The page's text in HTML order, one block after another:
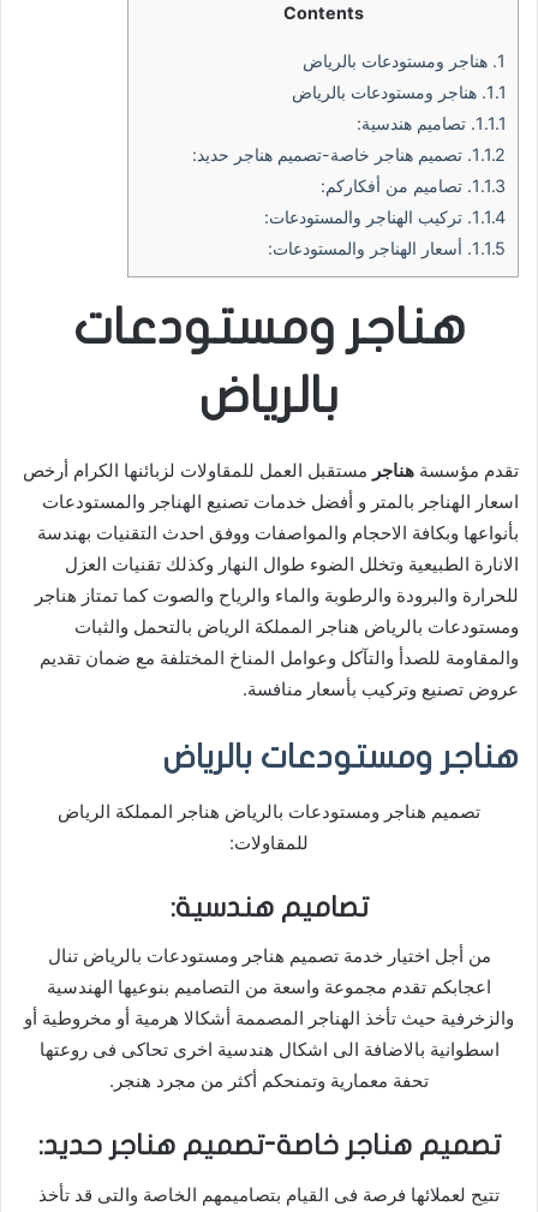
Contents
1. هناجر ومستودعات بالرياض
1.1. هناجر ومستودعات بالرياض
1.1.1. تصاميم هندسية:
1.1.2. تصميم هناجر خاصة-تصميم هناجر حديد:
1.1.3. تصاميم من أفكاركم:
1.1.4. تركيب الهناجر والمستودعات:
1.1.5. أسعار الهناجر والمستودعات:
هناجر ومستودعات
بالرياض
تقدم مؤسسة هناجر مستقبل العمل للمقاولات لزبائنها الكرام أرخص
اسعار الهناجر بالمتر و أفضل خدمات تصنيع الهناجر والمستودعات
بأنواعها وبكافة الاحجام والمواصفات ووفق احدث التقنيات بهندسة
الانارة الطبيعية وتخلل الضوء طوال النهار وكذلك تقنيات العزل
للحرارة والبرودة والرطوبة والماء والرياح والصوت كما تمتاز هناجر
ومستودعات بالرياض هناجر المملكة الرياض بالتحمل والثبات
والمقاومة للصدأ والتآكل وعوامل المناخ المختلفة مع ضمان تقديم
عروض تصنيع وتركيب بأسعار منافسة.
هناجر ومستودعات بالرياض
تصميم هناجر ومستودعات بالرياض هناجر المملكة الرياض
للمقاولات:
تصاميم هندسية:
من أجل اختيار خدمة تصميم هناجر ومستودعات بالرياض تنال
اعجابكم تقدم مجموعة واسعة من التصاميم بنوعيها الهندسية
والزخرفية حيث تأخذ الهناجر المصممة أشكالا هرمية أو مخروطية أو
اسطوانية بالاضافة الى اشكال هندسية اخرى تحاكى فى روعتها
تحفة معمارية وتمنحكم أكثر من مجرد هنجر.
تصميم هناجر خاصة-تصميم هناجر حديد:
تتيح لعملائها فرصة فى القيام بتصاميمهم الخاصة والتى قد تأخذ